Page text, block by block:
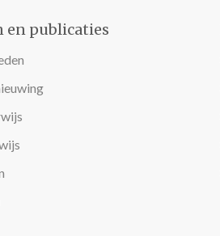
en publicaties